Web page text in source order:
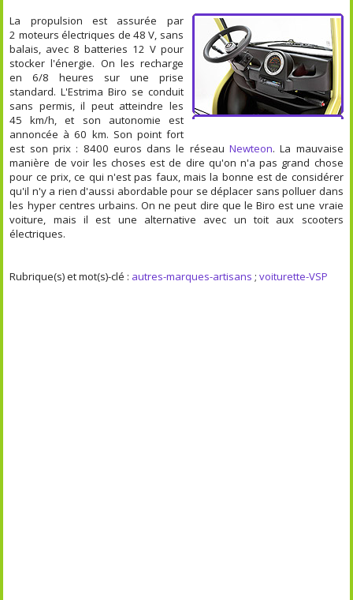
La propulsion est assurée par
2 moteurs électriques de 48 V, sans
balais, avec 8 batteries 12 V pour
stocker l'énergie. On les recharge
en 6/8 heures sur une prise
standard. L'Estrima Biro se conduit
sans permis, il peut atteindre les
45 km/h, et son autonomie est
annoncée à 60 km. Son point fort
est son prix : 8400 euros dans le réseau Newteon. La mauvaise
manière de voir les choses est de dire qu'on n'a pas grand chose
pour ce prix, ce qui n'est pas faux, mais la bonne est de considérer
qu'il n'y a rien d'aussi abordable pour se déplacer sans polluer dans
les hyper centres urbains. On ne peut dire que le Biro est une vraie
voiture, mais il est une alternative avec un toit aux scooters
électriques.
Rubrique(s) et mot(s)-clé : autres-marques-artisans ;voiturette-VSP